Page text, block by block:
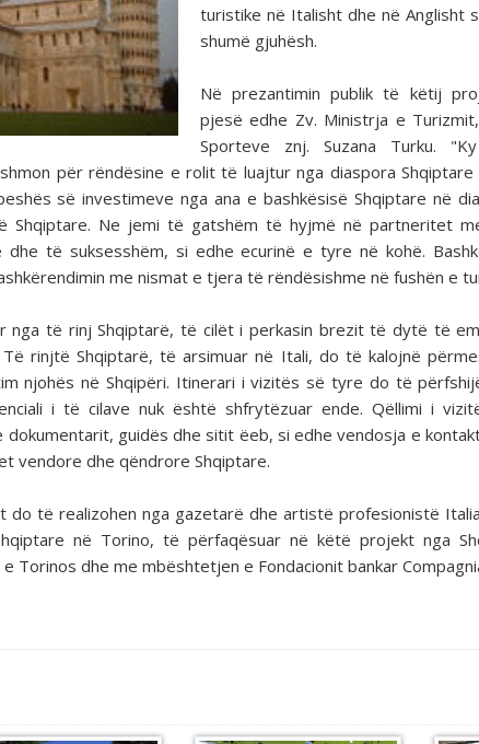
turistike në Italisht dhe në Anglisht
shumë gjuhësh.
Në prezantimin publik të këtij
pjesë edhe Zv. Ministrja e
Sporteve znj. Suzana Turku.
për rëndësine e rolit të luajtur nga diaspora Shqiptare
së investimeve nga ana e bashkësisë Shqiptare në
Shqiptare. Ne jemi të gatshëm të hyjmë në partneritet
të suksesshëm, si edhe ecurinë e tyre në kohë.
me nismat e tjera të rëndësishme në fushën e
nga të rinj Shqiptarë, të cilët i perkasin brezit të dytë të
rinjtë Shqiptarë, të arsimuar në Itali, do të kalojnë
njohës në Shqipëri. Itinerari i vizitës së tyre do të
i të cilave nuk është shfrytëzuar ende. Qëllimi i
dokumentarit, guidës dhe sitit ëeb, si edhe vendosja e
vendore dhe qëndrore Shqiptare.
do të realizohen nga gazetarë dhe artistë profesionistë
në Torino, të përfaqësuar në këtë projekt nga
Torinos dhe me mbështetjen e Fondacionit bankar